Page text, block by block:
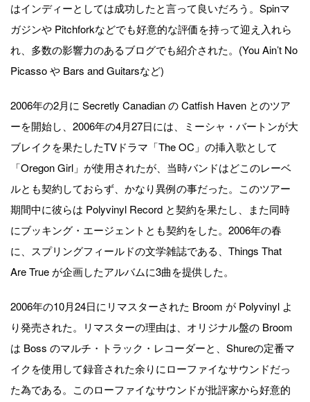
はインディーとしては成功したと言って良いだろう。Spinマ
ガジンや Pitchforkなどでも好意的な評価を持って迎え入れら
れ、多数の影響力のあるブログでも紹介された。(You Ain’t No
Picasso や Bars and Guitarsなど)
2006年の2月に Secretly Canadian の Catfish Haven とのツア
ーを開始し、2006年の4月27日には、ミーシャ・バートンが大
ブレイクを果たしたTVドラマ「The OC」の挿入歌として
「Oregon Girl」が使用されたが、当時バンドはどこのレーベ
ルとも契約しておらず、かなり異例の事だった。このツアー
期間中に彼らは Polyvinyl Record と契約を果たし、また同時
にブッキング・エージェントとも契約をした。2006年の春
に、スプリングフィールドの文学雑誌である、Things That
Are True が企画したアルバムに3曲を提供した。
2006年の10月24日にリマスターされた Broom が Polyvinyl よ
り発売された。リマスターの理由は、オリジナル盤の Broom
は Boss のマルチ・トラック・レコーダーと、Shureの定番マ
イクを使用して録音された余りにローファイなサウンドだっ
た為である。このローファイなサウンドが批評家から好意的